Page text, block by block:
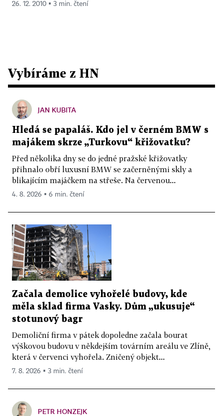
26. 12. 2010 ▪ 3 min. čtení
Vybíráme z HN
JAN KUBITA
Hledá se papaláš. Kdo jel v černém BMW s
majákem skrze „Turkovu“ křižovatku?
Před několika dny se do jedné pražské křižovatky
přihnalo obří luxusní BMW se začerněnými skly a
blikajícím majáčkem na střeše. Na červenou...
4. 8. 2026 ▪ 6 min. čtení
Začala demolice vyhořelé budovy, kde
měla sklad firma Vasky. Dům „ukusuje“
stotunový bagr
Demoliční firma v pátek dopoledne začala bourat
výškovou budovu v někdejším továrním areálu ve Zlíně,
která v červenci vyhořela. Zničený objekt...
7. 8. 2026 ▪ 3 min. čtení
PETR HONZEJK